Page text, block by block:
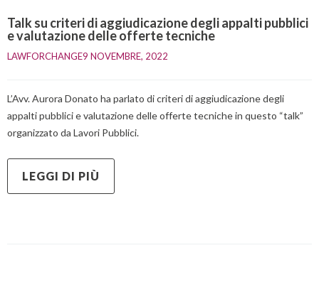
Talk su criteri di aggiudicazione degli appalti pubblici
e valutazione delle offerte tecniche
LAWFORCHANGE9 NOVEMBRE, 2022
L’Avv. Aurora Donato ha parlato di criteri di aggiudicazione degli
appalti pubblici e valutazione delle offerte tecniche in questo “talk”
organizzato da Lavori Pubblici.
LEGGI DI PIÙ